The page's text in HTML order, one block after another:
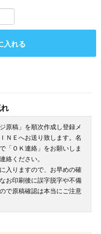
入れる
原稿」を順次作成し登録メ
ＮＥへお送り致します。名
「ＯＫ連絡」をお願いしま
絡ください。
入りますので、お早めの確
お印刷後に誤字脱字や不備
で原稿確認は本当にご注意